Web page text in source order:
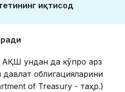
иқтисод
ундан да кўпроқ қарз
облигацияларини
of Treasury - таҳр.)